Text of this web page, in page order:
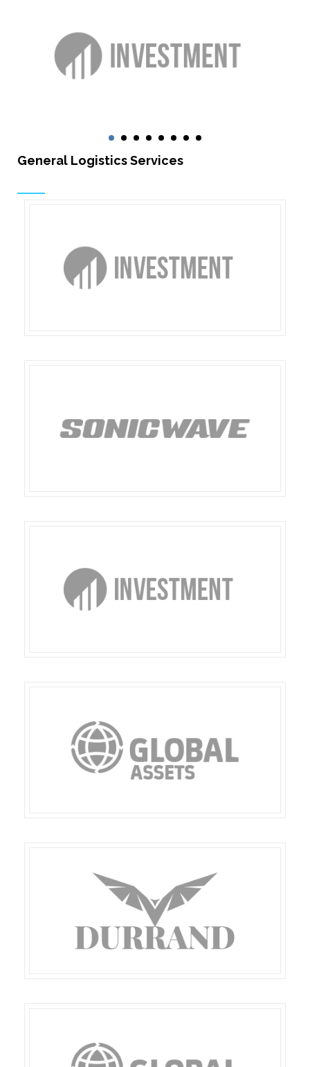
General Logistics Services